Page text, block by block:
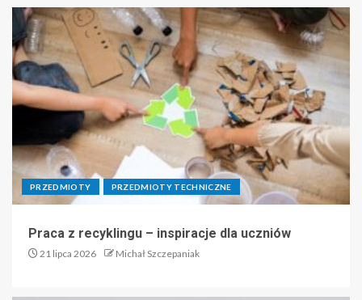
PRZEDMIOTY PRZEDMIOTY TECHNICZNE
Praca z recyklingu – inspiracje dla uczniów
21 lipca 2026 Michał Szczepaniak